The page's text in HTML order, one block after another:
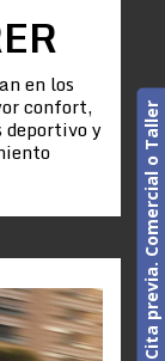
en los
confort,
deportivo y Cita previa. Comercial o Taller